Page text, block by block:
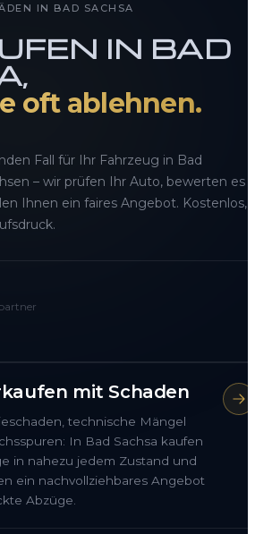
IN BAD SACHSA
IN BAD
oft ablehnen.
Fall für Ihr Fahrzeug in Bad
– wir prüfen Ihr Auto, bewerten es
Ihnen ein faires Angebot. Kostenlos,
mit Schaden
technische Mängel
In Bad Sachsa kaufen
in nahezu jedem Zustand und
ein nachvollziehbares Angebot
Abzüge.